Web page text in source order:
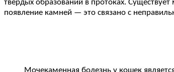
твёрдых образований в протоках.
появление камней — это связано с